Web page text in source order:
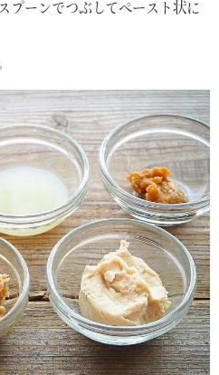
プーンでつぶしてペースト状に